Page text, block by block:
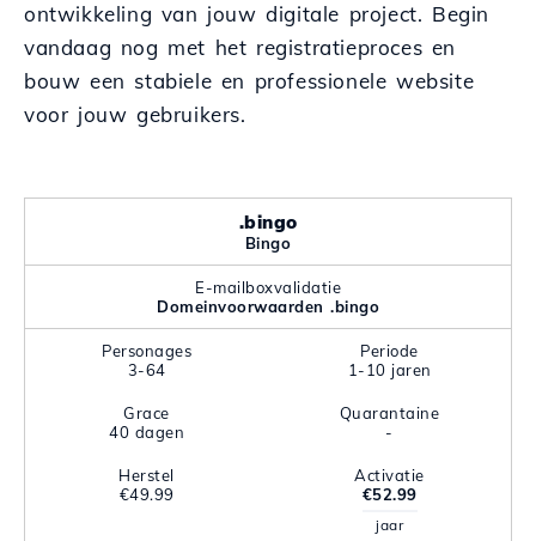
ontwikkeling van jouw digitale project. Begin
vandaag nog met het registratieproces en
bouw een stabiele en professionele website
voor jouw gebruikers.
.bingo
Bingo
E-mailboxvalidatie
Domeinvoorwaarden .bingo
Personages
3-64
Periode
1-10 jaren
Grace
40 dagen
Quarantaine
-
Herstel
€49.99
Activatie
€52.99
jaar